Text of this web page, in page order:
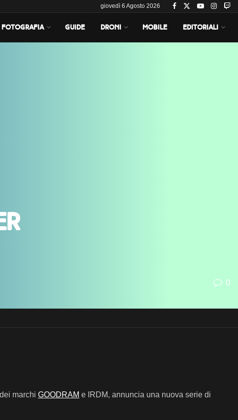
giovedì 6 Agosto 2026
FOTOGRAFIA GUIDE DRONI MOBILE EDITORIALI
0
marchi GOODRAM e IRDM, annuncia una nuova serie di